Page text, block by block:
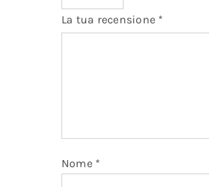
La tua recensione *
Nome *